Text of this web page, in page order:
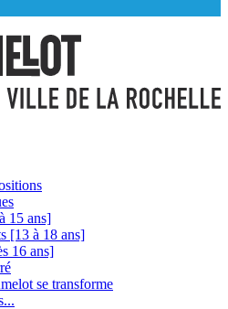
15 ans]
[13 à 18 ans]
16 ans]
se transforme